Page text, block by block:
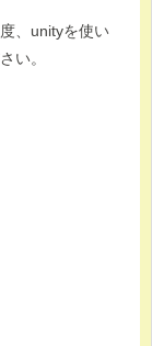
、unityを使い
い。